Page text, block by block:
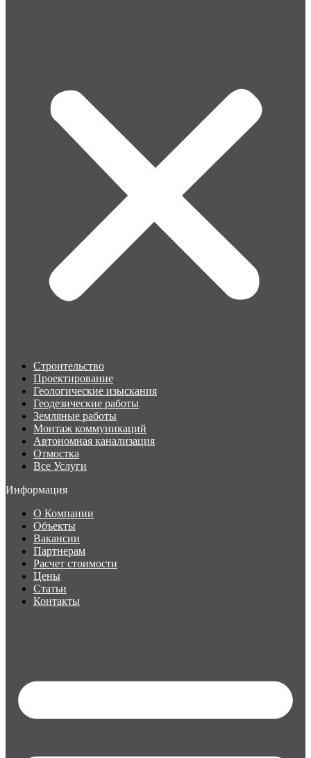
Строительство
Проектирование
Геологические изыскания
Геодезические работы
Земляные работы
Монтаж коммуникаций
Автономная канализация
Отмостка
Все Услуги
Информация
О Компании
Объекты
Вакансии
Партнерам
Расчет стоимости
Цены
Статьи
Контакты